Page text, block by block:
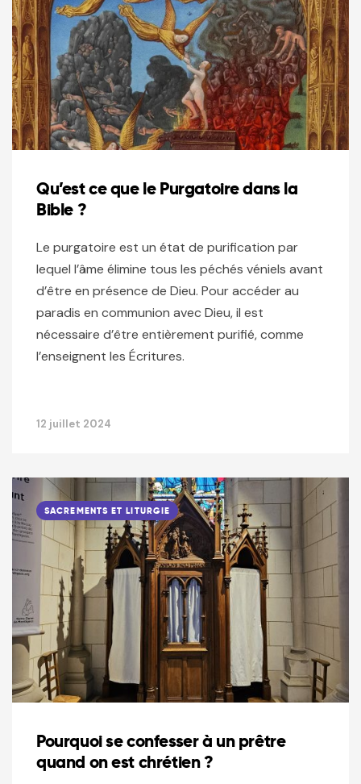
Qu’est ce que le Purgatoire dans la
Bible ?
Le purgatoire est un état de purification par
lequel l’âme élimine tous les péchés véniels avant
d’être en présence de Dieu. Pour accéder au
paradis en communion avec Dieu, il est
nécessaire d’être entièrement purifié, comme
l’enseignent les Écritures.
12 juillet 2024
SACREMENTS ET LITURGIE
Pourquoi se confesser à un prêtre
quand on est chrétien ?